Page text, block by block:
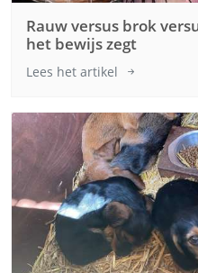
Rauw versus brok
het bewijs zegt
Lees het artikel